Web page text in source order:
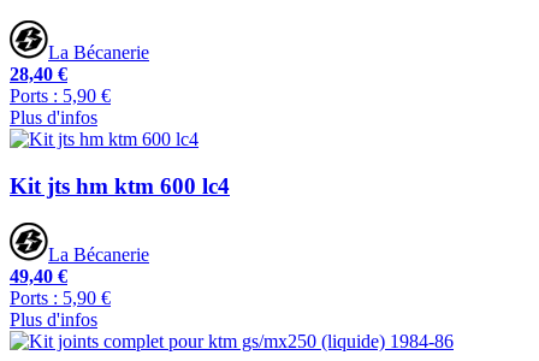
La Bécanerie
28,40 €
Ports : 5,90 €
Plus d'infos
Kit jts hm ktm 600 lc4
La Bécanerie
49,40 €
Ports : 5,90 €
Plus d'infos